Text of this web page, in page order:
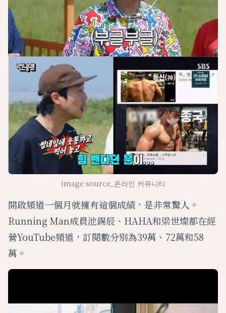
image source_온라인 커뮤니티
開啟頻道一個月就擁有這個成績，是非常驚人。
Running Man成員池錫辰、HAHA和梁世燦都在經
營YouTube頻道，訂閱數分別為39萬、72萬和58
萬。